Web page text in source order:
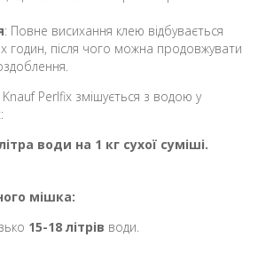
: Повне висихання клею відбувається
годин, після чого можна продовжувати
Knauf Perlfix змішується з водою у
води на 1 кг сухої суміші.
мішка:
15-18 літрів води.